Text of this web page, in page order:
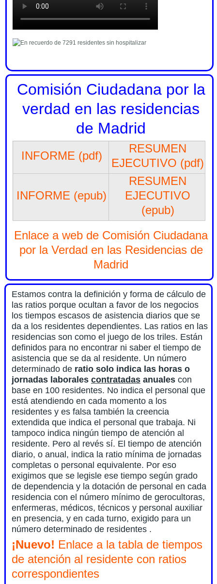
Comisión Ciudadana por la
verdad en las residencias
de Madrid
INFORME (pdf)
RESUMEN
EJECUTIVO (pdf)
INFORME (epub)
RESUMEN
EJECUTIVO
(epub)
Enlace a web de Comisión Ciudadana
por la Verdad en las Residencias de
Madrid
Estamos contra la definición y forma de cálculo de
las ratios porque ocultan a favor de los negocios
los tiempos escasos de asistencia diarios que se
da a los residentes dependientes. Las ratios en las
residencias son como el juego de los triles. Están
definidos para no encontrar ni saber el tiempo de
asistencia que se da al residente. Un número
determinado de ratio solo indica las horas o
jornadas laborales contratadasanualescon
base en 100 residentes. No indica el personal que
está atendiendo en cada momento a los
residentes y es falsa también la creencia
extendida que indica el personal que trabaja. Ni
tampoco indica ningún tiempo de atención al
residente. Pero al revés sí. El tiempo de atención
diario, o anual, indica la ratio mínima de jornadas
completas o personal equivalente. Por eso
exigimos que se legisle ese tiempo según grado
de dependencia y la dotación de personal en cada
residencia con el número mínimo de gerocultoras,
enfermeras, médicos, técnicos y personal auxiliar
en presencia, y en cada turno, exigido para un
número determinado de residentes .
¡Nuevo! Enlace a la tabla de tiempos
de atención al residente con ratios
correspondientes